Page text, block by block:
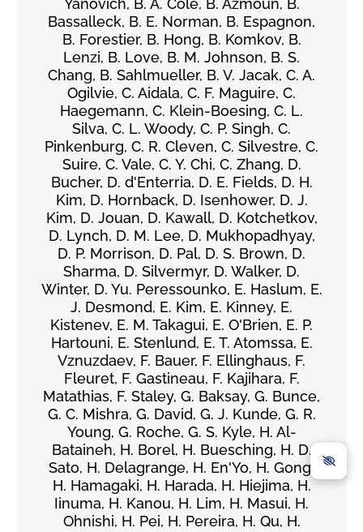
Bassalleck, B. E. Norman, B. Espagnon,
B. Forestier, B. Hong, B. Komkov, B.
Lenzi, B. Love, B. M. Johnson, B. S.
Chang, B. Sahlmueller, B. V. Jacak, C. A.
Ogilvie, C. Aidala, C. F. Maguire, C.
Haegemann, C. Klein-Boesing, C. L.
Silva, C. L. Woody, C. P. Singh, C.
Pinkenburg, C. R. Cleven, C. Silvestre, C.
Suire, C. Vale, C. Y. Chi, C. Zhang, D.
Bucher, D. d'Enterria, D. E. Fields, D. H.
Kim, D. Hornback, D. Isenhower, D. J.
Kim, D. Jouan, D. Kawall, D. Kotchetkov,
D. Lynch, D. M. Lee, D. Mukhopadhyay,
D. P. Morrison, D. Pal, D. S. Brown, D.
Sharma, D. Silvermyr, D. Walker, D.
Winter, D. Yu. Peressounko, E. Haslum, E.
J. Desmond, E. Kim, E. Kinney, E.
Kistenev, E. M. Takagui, E. O'Brien, E. P.
Hartouni, E. Stenlund, E. T. Atomssa, E.
Vznuzdaev, F. Bauer, F. Ellinghaus, F.
Fleuret, F. Gastineau, F. Kajihara, F.
Matathias, F. Staley, G. Baksay, G. Bunce,
G. C. Mishra, G. David, G. J. Kunde, G. R.
Young, G. Roche, G. S. Kyle, H. Al-
Bataineh, H. Borel, H. Buesching, H. D.
Sato, H. Delagrange, H. En'Yo, H. Gong,
H. Hamagaki, H. Harada, H. Hiejima, H.
Iinuma, H. Kanou, H. Lim, H. Masui, H.
Ohnishi, H. Pei, H. Pereira, H. Qu, H.